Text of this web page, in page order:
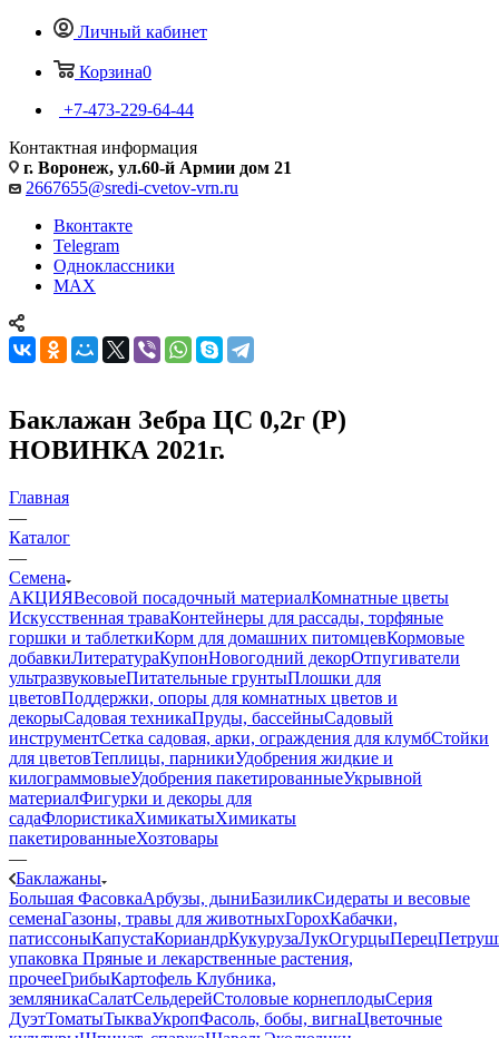
Личный кабинет
Корзина0
+7-473-229-64-44
Контактная информация
г. Воронеж, ул.60-й Армии дом 21
2667655@sredi-cvetov-vrn.ru
Вконтакте
Telegram
Одноклассники
MAX
Баклажан Зебра ЦС 0,2г (Р)
НОВИНКА 2021г.
Главная
—
Каталог
—
Семена
АКЦИЯВесовой посадочный материалКомнатные цветы
Искусственная траваКонтейнеры для рассады, торфяные
горшки и таблеткиКорм для домашних питомцевКормовые
добавкиЛитератураКупонНовогодний декорОтпугиватели
ультразвуковыеПитательные грунтыПлошки для
цветовПоддержки, опоры для комнатных цветов и
декорыСадовая техникаПруды, бассейныСадовый
инструментСетка садовая, арки, ограждения для клумбСтойки
для цветовТеплицы, парникиУдобрения жидкие и
килограммовыеУдобрения пакетированныеУкрывной
материалФигурки и декоры для
садаФлористикаХимикатыХимикаты
пакетированныеХозтовары
—
Баклажаны
Большая ФасовкаАрбузы, дыниБазиликСидераты и весовые
семенаГазоны, травы для животныхГорохКабачки,
патиссоныКапустаКориандрКукурузаЛукОгурцыПерец
упаковка Пряные и лекарственные растения,
прочееГрибыКартофель Клубника,
земляникаСалатСельдерейСтоловые корнеплодыСерия
ДуэтТоматыТыкваУкропФасоль, бобы, вигнаЦветочные